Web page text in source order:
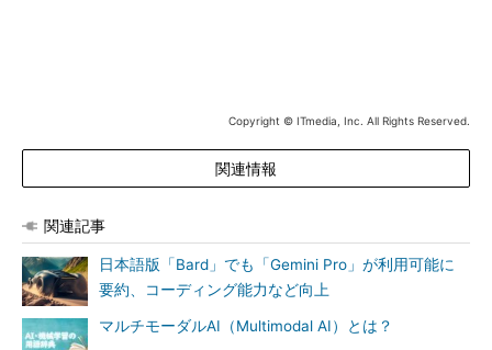
Copyright © ITmedia, Inc. All Rights Reserved.
関連情報
関連記事
日本語版「Bard」でも「Gemini Pro」が利用可能に
要約、コーディング能力など向上
マルチモーダルAI（Multimodal AI）とは？